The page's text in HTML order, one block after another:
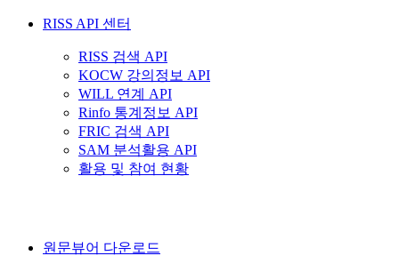
RISS API 센터
RISS 검색 API
KOCW 강의정보 API
WILL 연계 API
Rinfo 통계정보 API
FRIC 검색 API
SAM 분석활용 API
활용 및 참여 현황
원문뷰어 다운로드